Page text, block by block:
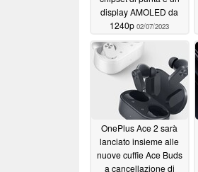
display AMOLED da
1240p 02/07/2023
OnePlus Ace 2 sarà
lanciato insieme alle
nuove cuffie Ace Buds
a cancellazione di